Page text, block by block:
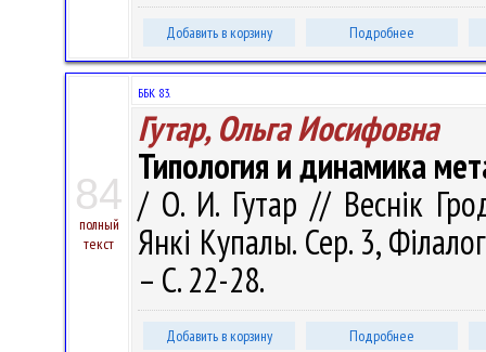
Добавить в корзину Подробнее
84
полный
текст
ББК 83.
Гутар, Ольга Иосифовна
Типология и динамика
/ О. И. Гутар // Веснік
Янкі Купалы. Сер. 3,
– С. 22-28.
Добавить в корзину Подробнее